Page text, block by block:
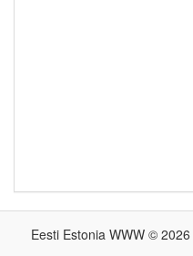
Eesti Estonia WWW © 2026